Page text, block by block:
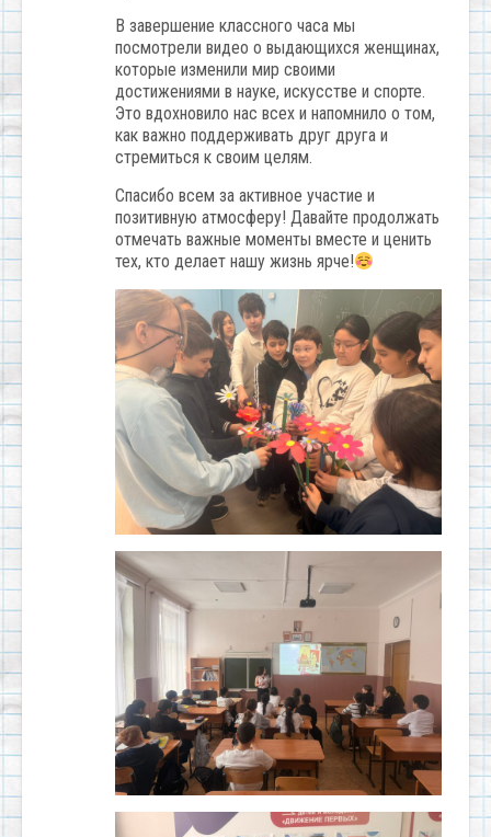
В завершение классного часа мы
посмотрели видео о выдающихся женщинах,
которые изменили мир своими
достижениями в науке, искусстве и спорте.
Это вдохновило нас всех и напомнило о том,
как важно поддерживать друг друга и
стремиться к своим целям.
Спасибо всем за активное участие и
позитивную атмосферу! Давайте продолжать
отмечать важные моменты вместе и ценить
тех, кто делает нашу жизнь ярче!